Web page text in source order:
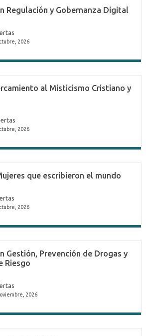
Regulación y Gobernanza Digital
2026
al Misticismo Cristiano y
2026
que escribieron el mundo
2026
Gestión, Prevención de Drogas y
Riesgo
2026